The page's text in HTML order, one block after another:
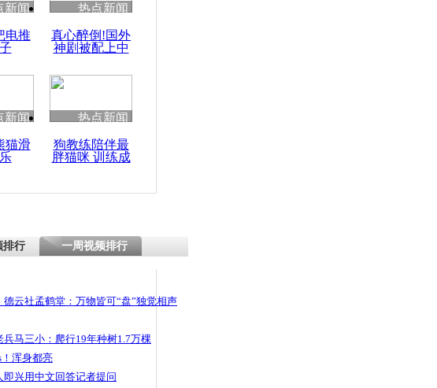
四川兴文苗乡上万人欢
度苗族花山节
清明祭英烈 哀思悼忠
河南光山车祸11人遇难
新闻
电推
热点新闻
真心醉倒!国外
神剧被配上中
新闻
猫滑
热点新闻
狗教练陪伴最
胖猫咪 训练成
排行 一周视频排行
德云社孟鹤堂：万物皆可“盘”独觉相声
兵马三小：爬行19年种树1.7万棵
浑身都亮
即兴用中文回答记者提问